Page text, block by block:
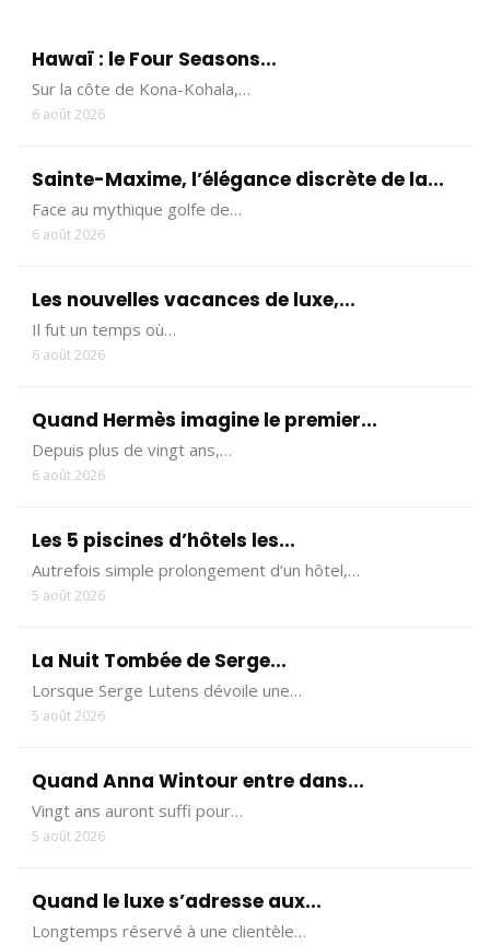
Hawaï : le Four Seasons...
Sur la côte de Kona-Kohala,…
6 août 2026
Sainte-Maxime, l’élégance discrète de la...
Face au mythique golfe de…
6 août 2026
Les nouvelles vacances de luxe,...
Il fut un temps où…
6 août 2026
Quand Hermès imagine le premier...
Depuis plus de vingt ans,…
6 août 2026
Les 5 piscines d’hôtels les...
Autrefois simple prolongement d’un hôtel,…
5 août 2026
La Nuit Tombée de Serge...
Lorsque Serge Lutens dévoile une…
5 août 2026
Quand Anna Wintour entre dans...
Vingt ans auront suffi pour…
5 août 2026
Quand le luxe s’adresse aux...
Longtemps réservé à une clientèle…